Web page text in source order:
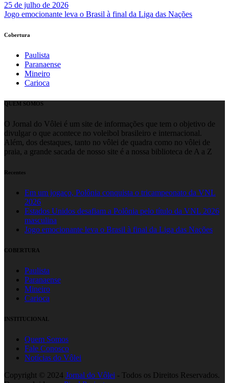
25 de julho de 2026
Jogo emocionante leva o Brasil à final da Liga das Nações
Cobertura
Paulista
Paranaense
Mineiro
Carioca
QUEM SOMOS
O Jornal do Vôlei é um site de informações que tem o objetivo de
divulgar o que acontece no voleibol brasileiro e internacional.
Além, dos destaques, tanto no vôlei de quadra como no vôlei de
praia, a grande sacada de nosso site é a nossa biblioteca de A a Z
Recentes
Em um jogaço, Polônia conquista o tricampeonato da VNL
2026
Estados Unidos desafiam a Polônia pelo título da VNL 2026
masculina
Jogo emocionante leva o Brasil à final da Liga das Nações
COBERTURA
Paulista
Paranaense
Mineiro
Carioca
INSTITUCIONAL
Quem Somos
Fale Conosco
Notícias do Vôlei
Copyright © 2024 Jornal do Vôlei - Todos os Direitos Reservados.